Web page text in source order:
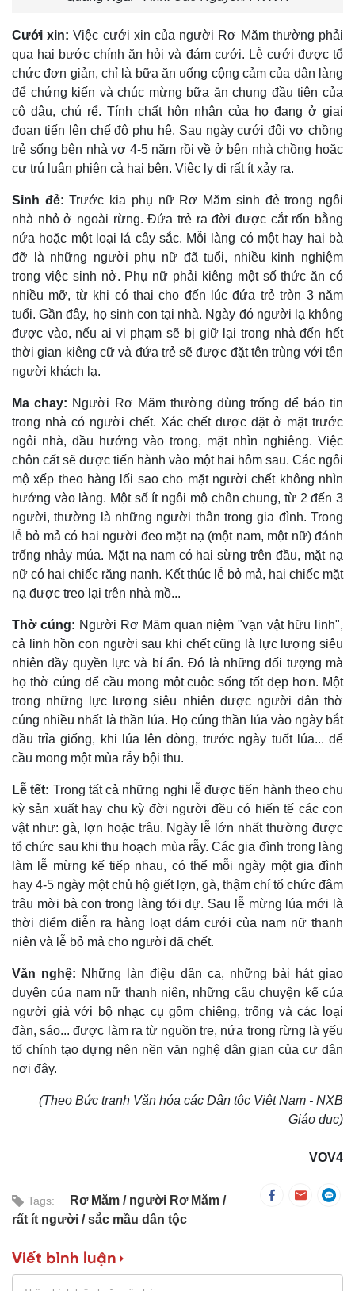
Cưới xin:Việc cưới xin của người Rơ Măm thường phải
qua hai bước chính ăn hỏi và đám cưới. Lễ cưới được tổ
chức đơn giản, chỉ là bữa ăn uống cộng cảm của dân làng
để chứng kiến và chúc mừng bữa ăn chung đầu tiên của
cô dâu, chú rể. Tính chất hôn nhân của họ đang ở giai
đoạn tiến lên chế độ phụ hệ. Sau ngày cưới đôi vợ chồng
trẻ sống bên nhà vợ 4-5 năm rồi về ở bên nhà chồng hoặc
cư trú luân phiên cả hai bên. Việc ly dị rất ít xảy ra.
Sinh đẻ:Trước kia phụ nữ Rơ Măm sinh đẻ trong ngôi
nhà nhỏ ở ngoài rừng. Ðứa trẻ ra đời được cắt rốn bằng
nứa hoặc một loại lá cây sắc. Mỗi làng có một hay hai bà
đỡ là những người phụ nữ đã tuổi, nhiều kinh nghiệm
trong việc sinh nở. Phụ nữ phải kiêng một số thức ăn có
nhiều mỡ, từ khi có thai cho đến lúc đứa trẻ tròn 3 năm
tuổi. Gần đây, họ sinh con tại nhà. Ngày đó người lạ không
được vào, nếu ai vi phạm sẽ bị giữ lại trong nhà đến hết
thời gian kiêng cữ và đứa trẻ sẽ được đặt tên trùng với tên
người khách lạ.
Ma chay: Người Rơ Măm thường dùng trống để báo tin
trong nhà có người chết. Xác chết được đặt ở mặt trước
ngôi nhà, đầu hướng vào trong, mặt nhìn nghiêng. Việc
chôn cất sẽ được tiến hành vào một hai hôm sau. Các ngôi
mộ xếp theo hàng lối sao cho mặt người chết không nhìn
hướng vào làng. Một số ít ngôi mộ chôn chung, từ 2 đến 3
người, thường là những người thân trong gia đình. Trong
lễ bỏ mả có hai người đeo mặt nạ (một nam, một nữ) đánh
trống nhảy múa. Mặt nạ nam có hai sừng trên đầu, mặt nạ
nữ có hai chiếc răng nanh. Kết thúc lễ bỏ mả, hai chiếc mặt
nạ được treo lại trên nhà mồ...
Thờ cúng: Người Rơ Măm quan niệm "vạn vật hữu linh",
cả linh hồn con người sau khi chết cũng là lực lượng siêu
nhiên đầy quyền lực và bí ẩn. Ðó là những đối tượng mà
họ thờ cúng để cầu mong một cuộc sống tốt đẹp hơn. Một
trong những lực lượng siêu nhiên được người dân thờ
cúng nhiều nhất là thần lúa. Họ cúng thần lúa vào ngày bắt
đầu trỉa giống, khi lúa lên đòng, trước ngày tuốt lúa... để
cầu mong một mùa rẫy bội thu.
Lễ tết: Trong tất cả những nghi lễ được tiến hành theo chu
kỳ sản xuất hay chu kỳ đời người đều có hiến tế các con
vật như: gà, lợn hoặc trâu. Ngày lễ lớn nhất thường được
tổ chức sau khi thu hoạch mùa rẫy. Các gia đình trong làng
làm lễ mừng kế tiếp nhau, có thể mỗi ngày một gia đình
hay 4-5 ngày một chủ hộ giết lợn, gà, thậm chí tổ chức đâm
trâu mời bà con trong làng tới dự. Sau lễ mừng lúa mới là
thời điểm diễn ra hàng loạt đám cưới của nam nữ thanh
niên và lễ bỏ mả cho người đã chết.
Văn nghệ: Những làn điệu dân ca, những bài hát giao
duyên của nam nữ thanh niên, những câu chuyện kể của
người già với bộ nhạc cụ gồm chiêng, trống và các loại
đàn, sáo... được làm ra từ nguồn tre, nứa trong rừng là yếu
tố chính tạo dựng nên nền văn nghệ dân gian của cư dân
nơi đây.
(Theo Bức tranh Văn hóa các Dân tộc Việt Nam - NXB
Giáo dục)
VOV4
Tags: Rơ Măm
người Rơ Măm
rất ít người
sắc mầu dân tộc
Viết bình luận